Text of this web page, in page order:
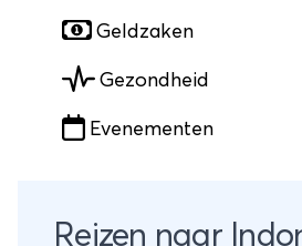
Geldzaken
Gezondheid
Evenementen
Reizen naar